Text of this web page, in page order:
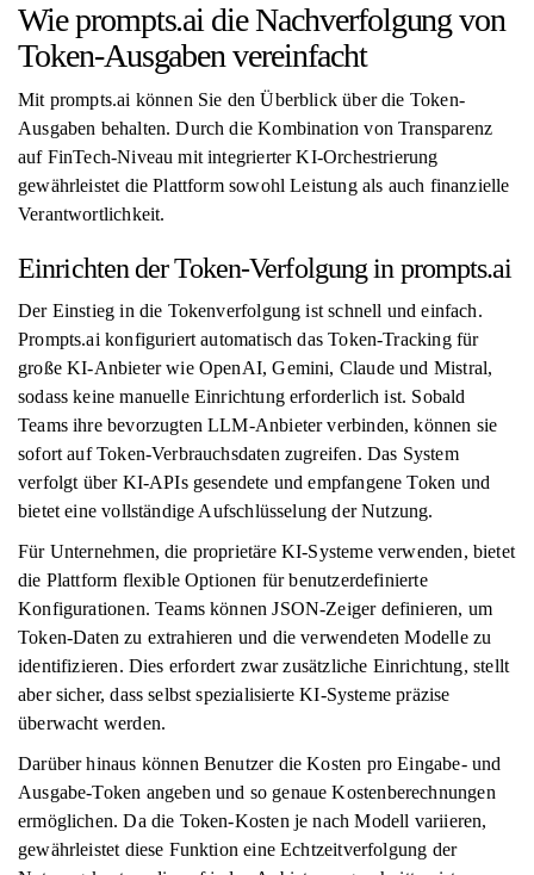
Wie prompts.ai die Nachverfolgung von
Token-Ausgaben vereinfacht
Mit prompts.ai können Sie den Überblick über die Token-
Ausgaben behalten. Durch die Kombination von Transparenz
auf FinTech-Niveau mit integrierter KI-Orchestrierung
gewährleistet die Plattform sowohl Leistung als auch finanzielle
Verantwortlichkeit.
Einrichten der Token-Verfolgung in prompts.ai
Der Einstieg in die Tokenverfolgung ist schnell und einfach.
Prompts.ai konfiguriert automatisch das Token-Tracking für
große KI-Anbieter wie OpenAI, Gemini, Claude und Mistral,
sodass keine manuelle Einrichtung erforderlich ist. Sobald
Teams ihre bevorzugten LLM-Anbieter verbinden, können sie
sofort auf Token-Verbrauchsdaten zugreifen. Das System
verfolgt über KI-APIs gesendete und empfangene Token und
bietet eine vollständige Aufschlüsselung der Nutzung.
Für Unternehmen, die proprietäre KI-Systeme verwenden, bietet
die Plattform flexible Optionen für benutzerdefinierte
Konfigurationen. Teams können JSON-Zeiger definieren, um
Token-Daten zu extrahieren und die verwendeten Modelle zu
identifizieren. Dies erfordert zwar zusätzliche Einrichtung, stellt
aber sicher, dass selbst spezialisierte KI-Systeme präzise
überwacht werden.
Darüber hinaus können Benutzer die Kosten pro Eingabe- und
Ausgabe-Token angeben und so genaue Kostenberechnungen
ermöglichen. Da die Token-Kosten je nach Modell variieren,
gewährleistet diese Funktion eine Echtzeitverfolgung der